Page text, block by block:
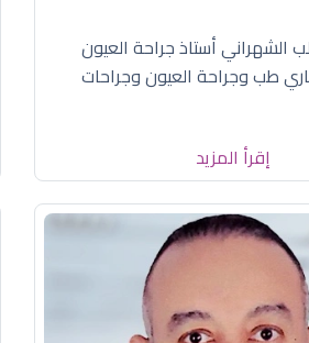
الشهراني أستاذ جراحة العيون
طب وجراحة العيون وجراحات
إقرأ المزيد